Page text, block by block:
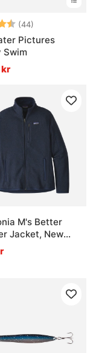
(44)
Pictures
Swim
M's Better
Jacket, New